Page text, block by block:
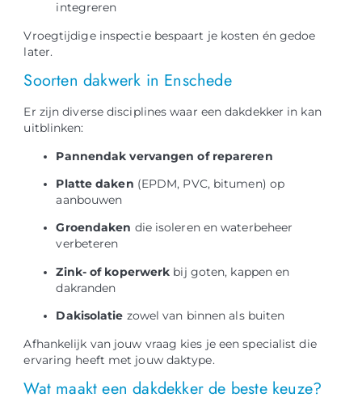
integreren
Vroegtijdige inspectie bespaart je kosten én gedoe
later.
Soorten dakwerk in Enschede
Er zijn diverse disciplines waar een dakdekker in kan
uitblinken:
Pannendak vervangen of repareren
Platte daken (EPDM, PVC, bitumen) op
aanbouwen
Groendaken die isoleren en waterbeheer
verbeteren
Zink- of koperwerk bij goten, kappen en
dakranden
Dakisolatie zowel van binnen als buiten
Afhankelijk van jouw vraag kies je een specialist die
ervaring heeft met jouw daktype.
Wat maakt een dakdekker de beste keuze?